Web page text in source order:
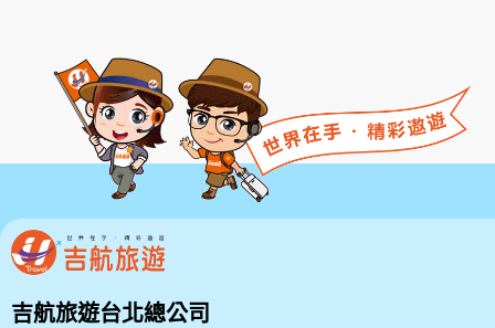
吉航旅遊台北總公司